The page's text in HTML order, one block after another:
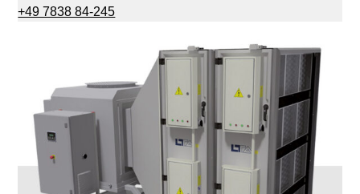
+49 7838 84-245